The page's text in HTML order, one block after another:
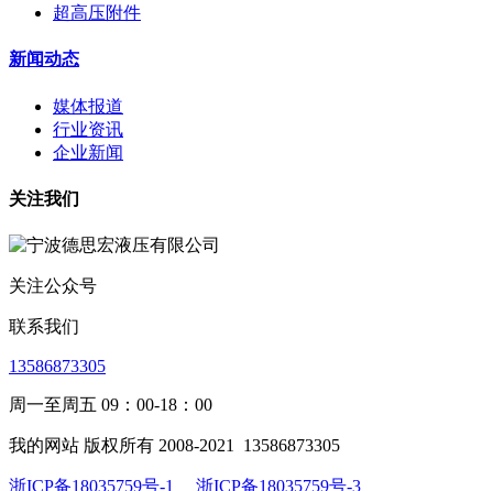
超高压附件
新闻动态
媒体报道
行业资讯
企业新闻
关注我们
关注公众号
联系我们
13586873305
周一至周五 09：00-18：00
我的网站 版权所有 2008-2021 13586873305
浙ICP备18035759号-1 浙ICP备18035759号-3